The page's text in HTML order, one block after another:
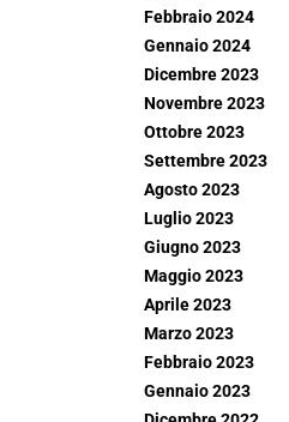
Febbraio 2024
Gennaio 2024
Dicembre 2023
Novembre 2023
Ottobre 2023
Settembre 2023
Agosto 2023
Luglio 2023
Giugno 2023
Maggio 2023
Aprile 2023
Marzo 2023
Febbraio 2023
Gennaio 2023